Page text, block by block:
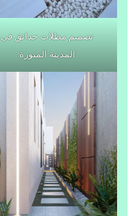
تصميم مظلات حدائق في
المدينة المنورة